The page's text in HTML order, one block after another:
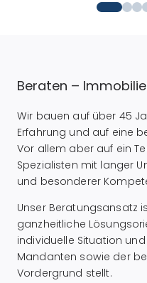
Beraten –
Wir bauen auf über 45
Erfahrung und auf eine
Vor allem aber auf ein
Spezialisten mit langer
und besonderer
Unser Beratungsansatz
ganzheitliche
individuelle Situation
Mandanten sowie der
Vordergrund stellt.